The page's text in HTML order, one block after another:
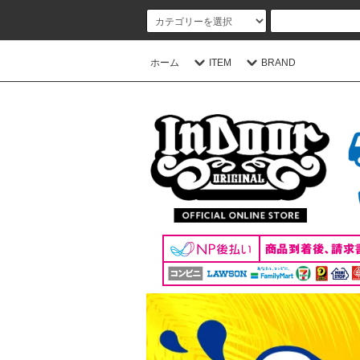
ホーム ITEM BRAND